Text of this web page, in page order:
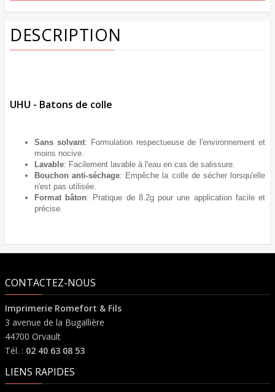
DESCRIPTION
UHU - Batons de colle
Sans solvant: Formulation respectueuse de l'environnement et
moins nocive.
Lavable: Facilement lavable à l'eau en cas de salissure.
Bouchon anti-séchage: Empêche la colle de sécher lorsqu'elle
n'est pas utilisée.
Format bâton: Pratique de 8.2g pour une application facile et
précise.
CONTACTEZ-NOUS
Imprimerie Romefort & Fils
3 avenue de la Bugallière
44700 Orvault
Tél. : 02 40 63 08 53
LIENS RAPIDES